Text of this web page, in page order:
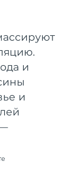
и
и
доставки
8/12/26
доставки
доставки
доставки